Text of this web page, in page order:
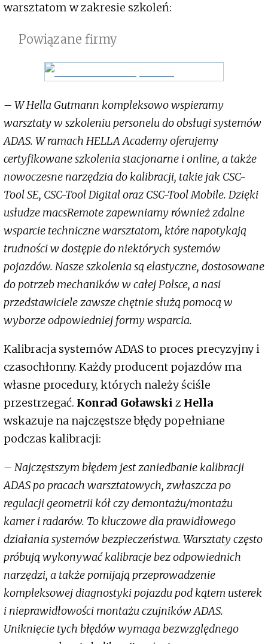
warsztatom w zakresie szkoleń:
Powiązane firmy
– W Hella Gutmann kompleksowo wspieramy
warsztaty w szkoleniu personelu do obsługi systemów
ADAS. W ramach HELLA Academy oferujemy
certyfikowane szkolenia stacjonarne i online, a także
nowoczesne narzędzia do kalibracji, takie jak CSC-
Tool SE, CSC-Tool Digital oraz CSC-Tool Mobile. Dzięki
usłudze macsRemote zapewniamy również zdalne
wsparcie techniczne warsztatom, które napotykają
trudności w dostępie do niektórych systemów
pojazdów. Nasze szkolenia są elastyczne, dostosowane
do potrzeb mechaników w całej Polsce, a nasi
przedstawiciele zawsze chętnie służą pomocą w
wyborze odpowiedniej formy wsparcia.
Kalibracja systemów ADAS to proces precyzyjny i
czasochłonny. Każdy producent pojazdów ma
własne procedury, których należy ściśle
przestrzegać. Konrad Goławski z Hella
wskazuje na najczęstsze błędy popełniane
podczas kalibracji:
– Najczęstszym błędem jest zaniedbanie kalibracji
ADAS po pracach warsztatowych, zwłaszcza po
regulacji geometrii kół czy demontażu/montażu
kamer i radarów. To kluczowe dla prawidłowego
działania systemów bezpieczeństwa. Warsztaty często
próbują wykonywać kalibracje bez odpowiednich
narzędzi, a także pomijają przeprowadzenie
kompleksowej diagnostyki pojazdu pod kątem usterek
i nieprawidłowości montażu czujników ADAS.
Uniknięcie tych błędów wymaga bezwzględnego